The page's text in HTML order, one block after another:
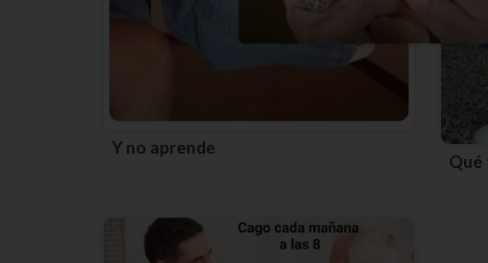
Y no aprende